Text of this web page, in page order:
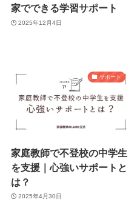
家でできる学習サポート
2025年12月4日
サポート
家庭教師で不登校の中学生
を支援｜心強いサポートと
は？
2025年4月30日